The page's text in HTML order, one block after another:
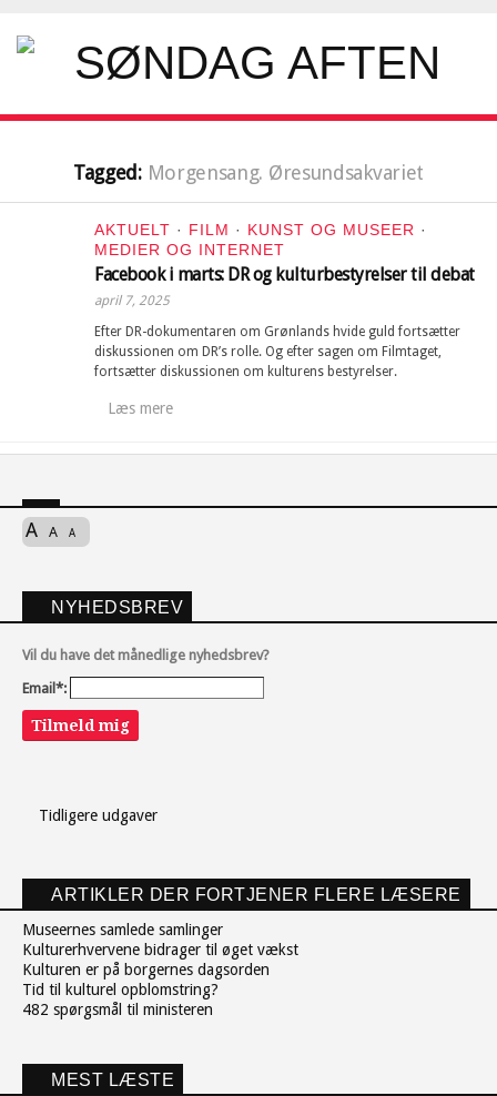
Tagged: Morgensang. Øresundsakvariet
AKTUELT · FILM · KUNST OG MUSEER ·
MEDIER OG INTERNET
Facebook i marts: DR og kulturbestyrelser til debat
april 7, 2025
Efter DR-dokumentaren om Grønlands hvide guld fortsætter
diskussionen om DR’s rolle. Og efter sagen om Filmtaget,
fortsætter diskussionen om kulturens bestyrelser.
Læs mere
A A A
NYHEDSBREV
Vil du have det månedlige nyhedsbrev?
Email*:
Tilmeld mig
Tidligere udgaver
ARTIKLER DER FORTJENER FLERE LÆSERE
Museernes samlede samlinger
Kulturerhvervene bidrager til øget vækst
Kulturen er på borgernes dagsorden
Tid til kulturel opblomstring?
482 spørgsmål til ministeren
MEST LÆSTE